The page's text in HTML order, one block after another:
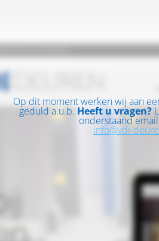
Op dit moment werken wij aan
geduld a.u.b. Heeft u vragen?
onderstaand
info@vdi-